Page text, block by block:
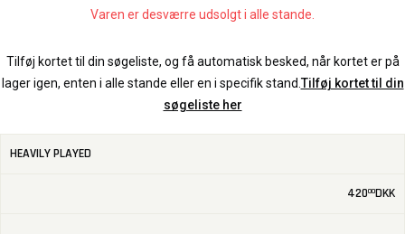
Varen er desværre udsolgt i alle stande.
Tilføj kortet til din søgeliste, og få automatisk besked, når kortet er på
lager igen, enten i alle stande eller en i specifik stand. Tilføj kortet til din
søgeliste her
HEAVILY PLAYED
42000DKK